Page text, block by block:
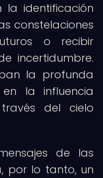
la identificación
constelaciones
o recibir
incertidumbre.
la profunda
la influencia
del cielo
de las
por lo tanto, un